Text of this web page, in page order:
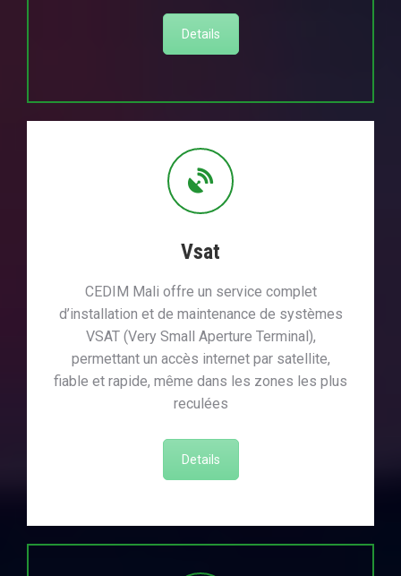
Details
Vsat
CEDIM Mali offre un service complet
d’installation et de maintenance de systèmes
VSAT (Very Small Aperture Terminal),
permettant un accès internet par satellite,
fiable et rapide, même dans les zones les plus
reculées
Details